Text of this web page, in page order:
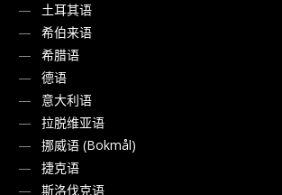
土耳其语
希伯来语
希腊语
德语
意大利语
拉脱维亚语
挪威语 (Bokmål)
捷克语
斯洛伐克语